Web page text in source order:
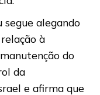
segue alegando
à
do
da
e afirma que